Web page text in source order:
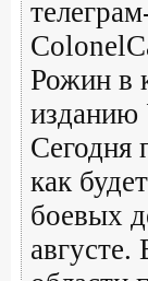
Рожин в
изданию
Сегодня
как
боевых